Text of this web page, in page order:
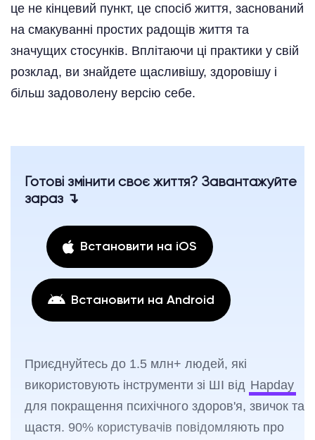
це не кінцевий пункт, це спосіб життя, заснований
на смакуванні простих радощів життя та
значущих стосунків. Вплітаючи ці практики у свій
розклад, ви знайдете щасливішу, здоровішу і
більш задоволену версію себе.
Готові змінити своє життя? Завантажуйте
зараз ↴
Встановити на iOS
Встановити на Android
Приєднуйтесь до 1.5 млн+ людей, які
використовують інструменти зі ШІ від Hapday
для покращення психічного здоров'я, звичок та
щастя. 90% користувачів повідомляють про